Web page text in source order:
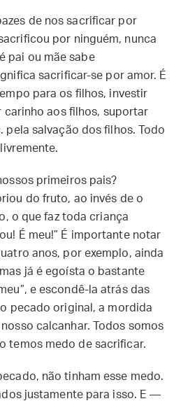
de nos sacrificar por
por ninguém, nunca
pai ou mãe sabe
sacrificar-se por amor. É
para os filhos, investir
carinho aos filhos, suportar
pela salvação dos filhos. Todo
primeiros pais?
do fruto, ao invés de o
o que faz toda criança
É meu!” É importante notar
anos, por exemplo, ainda
já é egoísta o bastante
e escondê-la atrás das
o pecado original, a mordida
calcanhar. Todos somos
temos medo de sacrificar.
não tinham esse medo.
justamente para isso. E —